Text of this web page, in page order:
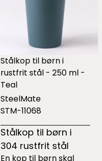
Stålkop til børn i
rustfrit stål - 250 ml -
Teal
SteelMate
STM-11068
Stålkop til børn i
304 rustfrit stål
En kop til børn skal